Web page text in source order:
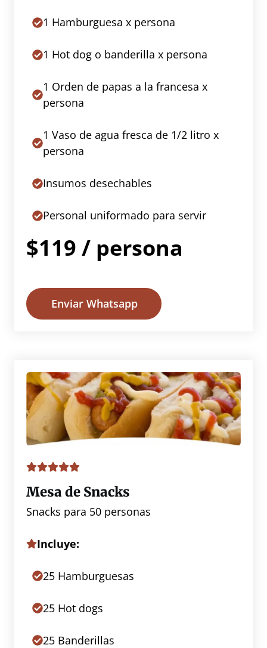
1 Hamburguesa x persona
1 Hot dog o banderilla x persona
1 Orden de papas a la francesa x
persona
1 Vaso de agua fresca de 1/2 litro x
persona
Insumos desechables
Personal uniformado para servir
$119 / persona
Enviar Whatsapp
Mesa de Snacks
Snacks para 50 personas
Incluye:
25 Hamburguesas
25 Hot dogs
25 Banderillas